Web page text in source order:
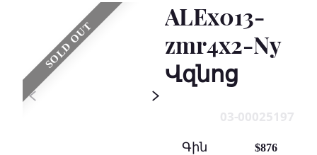
SOLD OUT
ALEx013-
zmr4x2-Ny
Վզնոց
03-00025197
Գին $876